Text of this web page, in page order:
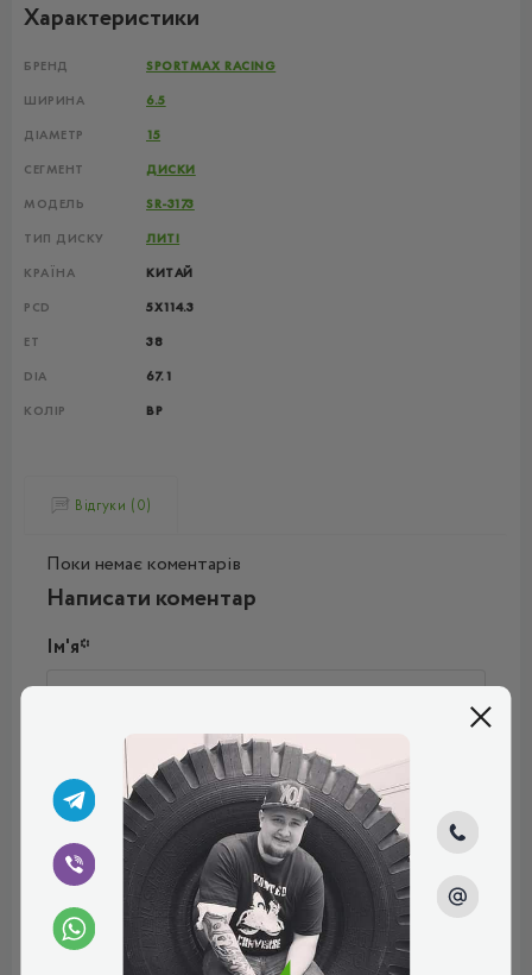
Характеристики
БРЕНД SPORTMAX RACING
ШИРИНА 6.5
ДІАМЕТР 15
СЕГМЕНТ ДИСКИ
МОДЕЛЬ SR-3173
ТИП ДИСКУ ЛИТІ
КРАЇНА КИТАЙ
PCD 5X114.3
ET 38
DIA 67.1
КОЛІР BP
Відгуки (0)
Поки немає коментарів
Написати коментар
Ім'я*
Ваш e-mail*
Введіть коментар*